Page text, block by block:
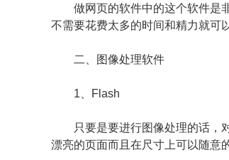
做网页的软件中的这个软件是非
不需要花费太多的时间和精力就可
二、图像处理软件
1、Flash
只要是要进行图像处理的话，对
漂亮的页面而且在尺寸上可以随意